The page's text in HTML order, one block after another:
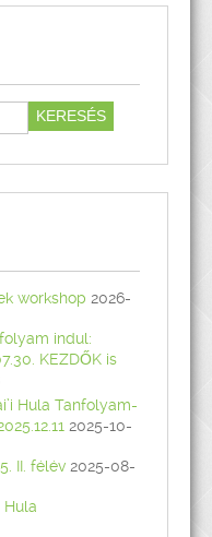
workshop 2026-
indul:
KEZDŐK is
Hula Tanfolyam-
2025-10-
II. félév 2025-08-
Hula